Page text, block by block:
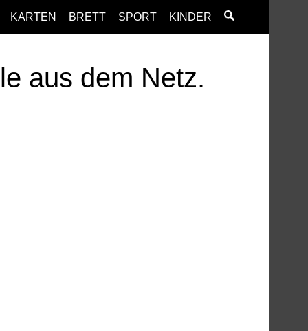
KARTEN BRETT SPORT KINDER
aus dem Netz.